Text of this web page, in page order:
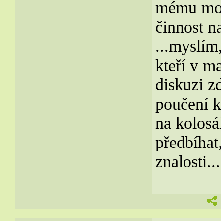
mému
činnost
kteří v
diskuzi
poučení
na